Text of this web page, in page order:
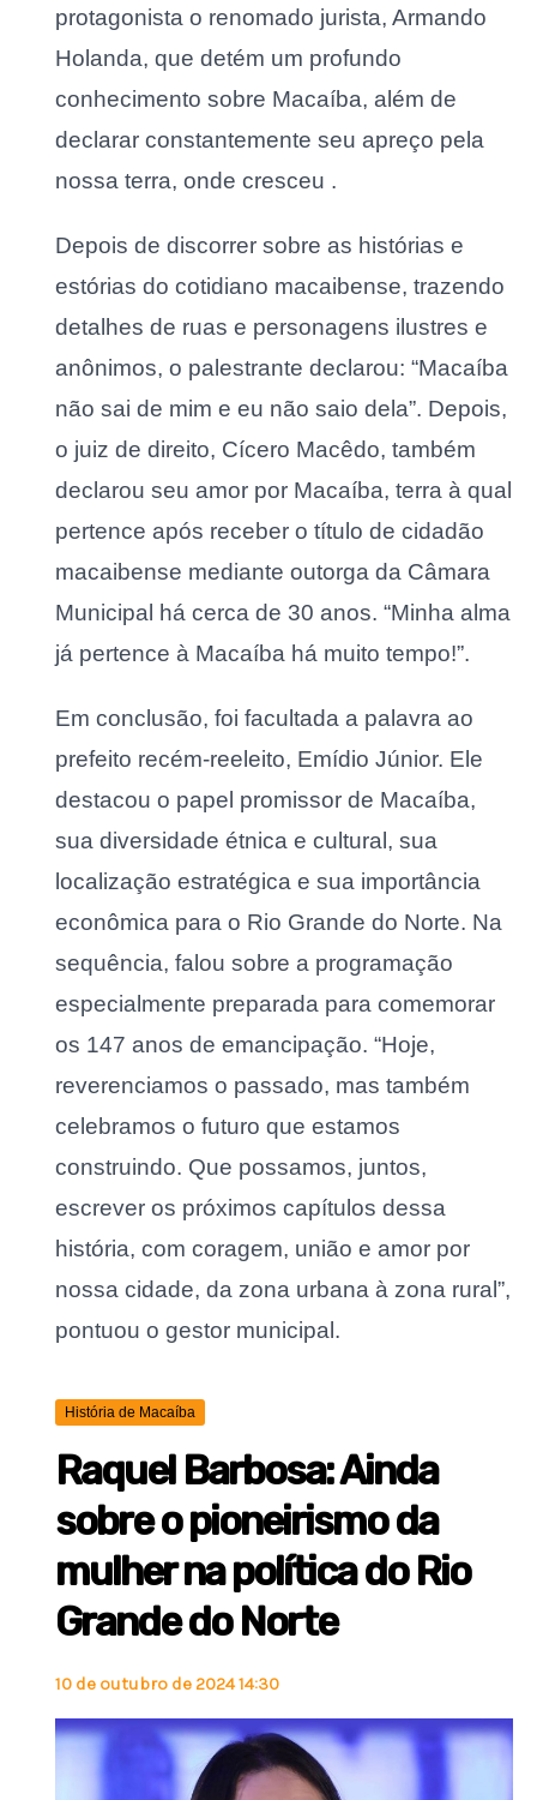
protagonista o renomado jurista, Armando
Holanda, que detém um profundo
conhecimento sobre Macaíba, além de
declarar constantemente seu apreço pela
nossa terra, onde cresceu .
Depois de discorrer sobre as histórias e
estórias do cotidiano macaibense, trazendo
detalhes de ruas e personagens ilustres e
anônimos, o palestrante declarou: “Macaíba
não sai de mim e eu não saio dela”. Depois,
o juiz de direito, Cícero Macêdo, também
declarou seu amor por Macaíba, terra à qual
pertence após receber o título de cidadão
macaibense mediante outorga da Câmara
Municipal há cerca de 30 anos. “Minha alma
já pertence à Macaíba há muito tempo!”.
Em conclusão, foi facultada a palavra ao
prefeito recém-reeleito, Emídio Júnior. Ele
destacou o papel promissor de Macaíba,
sua diversidade étnica e cultural, sua
localização estratégica e sua importância
econômica para o Rio Grande do Norte. Na
sequência, falou sobre a programação
especialmente preparada para comemorar
os 147 anos de emancipação. “Hoje,
reverenciamos o passado, mas também
celebramos o futuro que estamos
construindo. Que possamos, juntos,
escrever os próximos capítulos dessa
história, com coragem, união e amor por
nossa cidade, da zona urbana à zona rural”,
pontuou o gestor municipal.
História de Macaíba
Raquel Barbosa: Ainda
sobre o pioneirismo da
mulher na política do Rio
Grande do Norte
10 de outubro de 2024 14:30